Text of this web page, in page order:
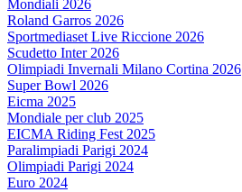
Mondiali 2026
Roland Garros 2026
Sportmediaset Live Riccione 2026
Scudetto Inter 2026
Olimpiadi Invernali Milano Cortina 2026
Super Bowl 2026
Eicma 2025
Mondiale per club 2025
EICMA Riding Fest 2025
Paralimpiadi Parigi 2024
Olimpiadi Parigi 2024
Euro 2024